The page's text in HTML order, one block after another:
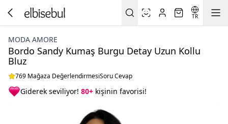
TR
MODA AMORE
Bordo Sandy Kumaş Burgu Detay Uzun Kollu
Bluz
769 Mağaza DeğerlendirmesiSoru Cevap
Giderek seviliyor! 80+ kişinin favorisi!